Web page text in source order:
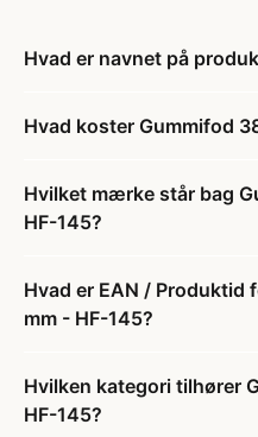
Hvad er navnet på
Hvad koster Gummifod
Hvilket mærke står bag
HF-145?
Hvad er EAN / Produktid
mm - HF-145?
Hvilken kategori tilhører
HF-145?